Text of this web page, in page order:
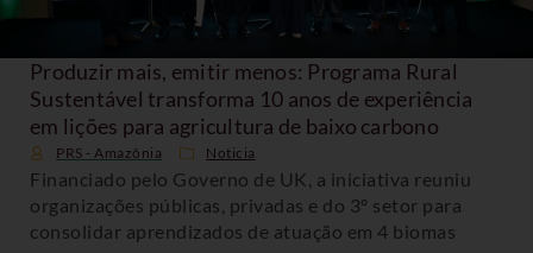
Produzir mais, emitir menos: Programa Rural
Sustentável transforma 10 anos de experiência
em lições para agricultura de baixo carbono
PRS - Amazônia Noticia
Financiado pelo Governo de UK, a iniciativa reuniu
organizações públicas, privadas e do 3º setor para
consolidar aprendizados de atuação em 4 biomas